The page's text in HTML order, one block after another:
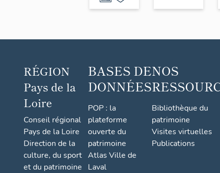
RÉGION
Pays de la
Loire
Conseil régional
Pays de la Loire
Direction de la
culture, du sport
et du patrimoine
BASES DE
DONNÉES
POP : la
plateforme
ouverte du
patrimoine
Atlas Ville de
Laval
NOS
Bibliothèque du
patrimoine
Visites virtuelles
Publications